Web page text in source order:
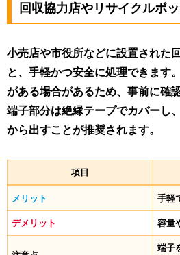
回収協力店やリサイクルボ
小売店や市役所などに設置された
と、手軽かつ安全に処理できます
がある場合があるため、事前に確
端子部分は絶縁テープでカバーし
から出すことが推奨されます。
項目
メリット 手軽
デメリット 容量
端子